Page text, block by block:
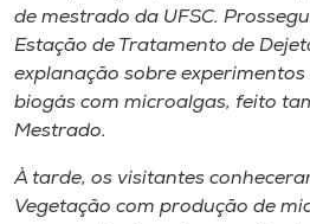
de mestrado da UFSC.
Estação de Tratamento de
explanação sobre
biogás com microalgas, feito
Mestrado.
À tarde, os visitantes
Vegetação com produção de